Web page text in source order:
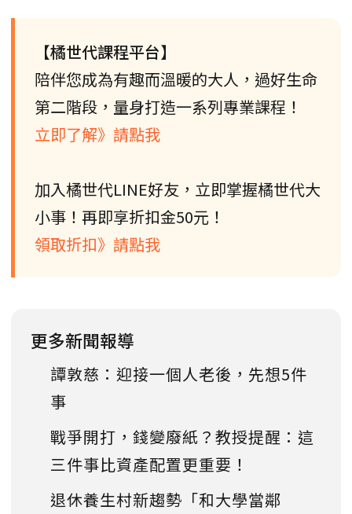
【橘世代課程平台】
陪伴您成為有趣而溫暖的大人，過好生命
第二階段，量身打造一系列專業課程！
立即了解》請點我
加入橘世代LINE好友，立即掌握橘世代大
小事！再即享折扣金50元！
領取折扣》請點我
更多新聞報導
譚敦慈：迎接一個人老後，先想5件
事
戰爭開打，錢變廢紙？教授提醒：這
三件事比資產配置更重要！
退休養生村新趨勢「和大學當鄰